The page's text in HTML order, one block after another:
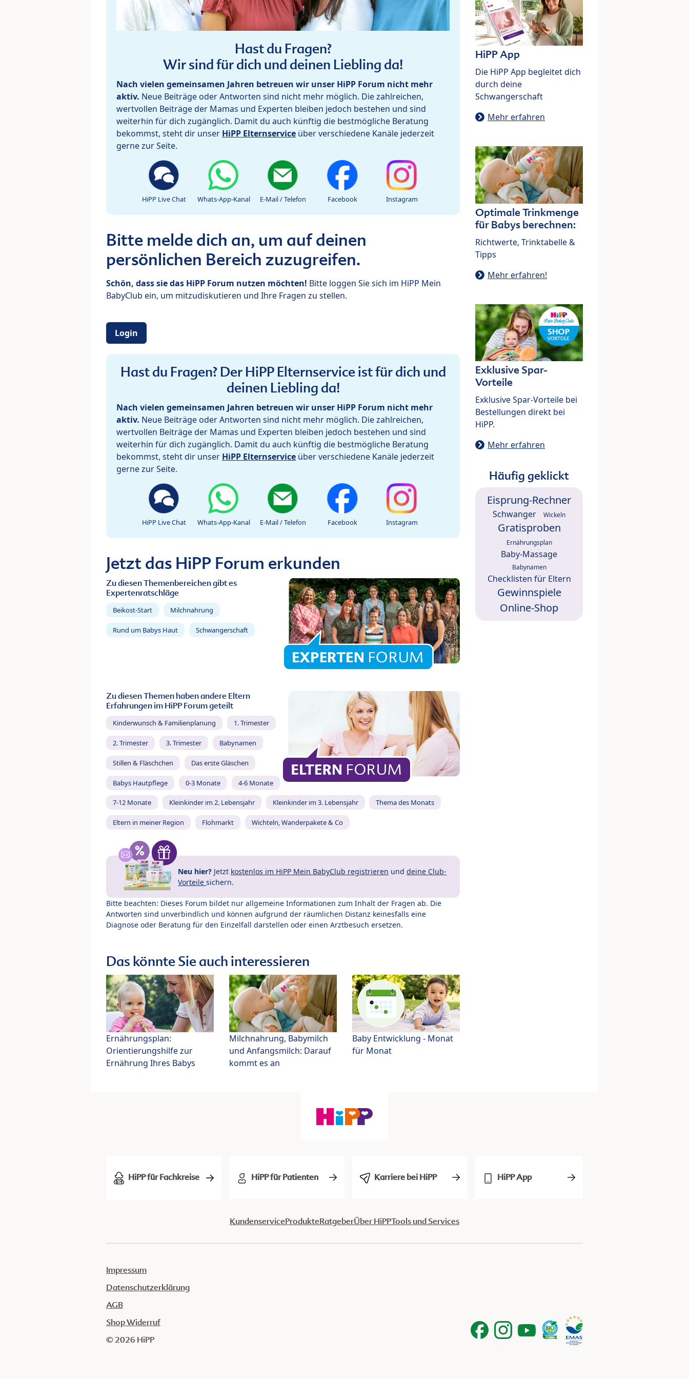
Hast du Fragen?
Wir sind für dich und deinen Liebling da!
Nach vielen gemeinsamen Jahren betreuen wir unser HiPP Forum nicht mehr
aktiv. Neue Beiträge oder Antworten sind nicht mehr möglich. Die zahlreichen,
wertvollen Beiträge der Mamas und Experten bleiben jedoch bestehen und sind
weiterhin für dich zugänglich. Damit du auch künftig die bestmögliche Beratung
bekommst, steht dir unser HiPP Elternservice über verschiedene Kanäle jederzeit
gerne zur Seite.
HiPP Live Chat Whats-App-Kanal E-Mail / Telefon Facebook Instagram
Bitte melde dich an, um auf deinen
persönlichen Bereich zuzugreifen.
Schön, dass sie das HiPP Forum nutzen möchten! Bitte loggen Sie sich im HiPP Mein
BabyClub ein, um mitzudiskutieren und Ihre Fragen zu stellen.
Login
Hast du Fragen? Der HiPP Elternservice ist für dich und
deinen Liebling da!
Nach vielen gemeinsamen Jahren betreuen wir unser HiPP Forum nicht mehr
aktiv. Neue Beiträge oder Antworten sind nicht mehr möglich. Die zahlreichen,
wertvollen Beiträge der Mamas und Experten bleiben jedoch bestehen und sind
weiterhin für dich zugänglich. Damit du auch künftig die bestmögliche Beratung
bekommst, steht dir unser HiPP Elternservice über verschiedene Kanäle jederzeit
gerne zur Seite.
HiPP Live Chat Whats-App-Kanal E-Mail / Telefon Facebook Instagram
Jetzt das HiPP Forum erkunden
Zu diesen Themenbereichen gibt es
Expertenratschläge
Beikost-Start Milchnahrung
Rund um Babys Haut Schwangerschaft
Zu diesen Themen haben andere Eltern
Erfahrungen im HiPP Forum geteilt
Kinderwunsch & Familienplanung 1. Trimester
2. Trimester 3. Trimester Babynamen
Stillen & Fläschchen Das erste Gläschen
Babys Hautpflege 0-3 Monate 4-6 Monate
7-12 Monate Kleinkinder im 2. Lebensjahr Kleinkinder im 3. Lebensjahr Thema des Monats
Eltern in meiner Region Flohmarkt Wichteln, Wanderpakete & Co
Neu hier? Jetzt kostenlos im HiPP Mein BabyClub registrieren und deine Club-
Vorteile sichern.
Bitte beachten: Dieses Forum bildet nur allgemeine Informationen zum Inhalt der Fragen ab. Die
Antworten sind unverbindlich und können aufgrund der räumlichen Distanz keinesfalls eine
Diagnose oder Beratung für den Einzelfall darstellen oder einen Arztbesuch ersetzen.
Das könnte Sie auch interessieren
Ernährungsplan:
Orientierungshilfe zur
Ernährung Ihres Babys
Milchnahrung, Babymilch
und Anfangsmilch: Darauf
kommt es an
Baby Entwicklung - Monat
für Monat
HiPP App
Die HiPP App begleitet dich
durch deine
Schwangerschaft
Mehr erfahren
Optimale Trinkmenge
für Babys berechnen:
Richtwerte, Trinktabelle &
Tipps
Mehr erfahren!
Exklusive Spar-
Vorteile
Exklusive Spar-Vorteile bei
Bestellungen direkt bei
HiPP.
Mehr erfahren
Häufig geklickt
Eisprung-Rechner
Schwanger Wickeln
Gratisproben
Ernährungsplan
Baby-Massage
Babynamen
Checklisten für Eltern
Gewinnspiele
Online-Shop
HiPP für Fachkreise HiPP für Patienten Karriere bei HiPP HiPP App
KundenserviceProdukteRatgeberÜber HiPPTools und Services
Impressum
Datenschutzerklärung
AGB
Shop Widerruf
© 2026 HiPP